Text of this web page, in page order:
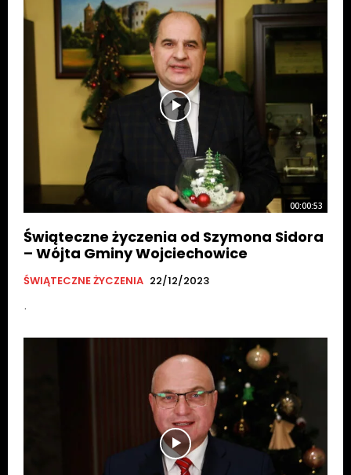
00:00:53
Świąteczne życzenia od Szymona Sidora
– Wójta Gminy Wojciechowice
ŚWIĄTECZNE ŻYCZENIA 22/12/2023
.